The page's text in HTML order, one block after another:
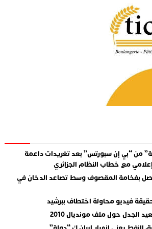
من “بي إن سبورتس” بعد تغريدات داعمة
مع خطاب النظام الجزائري
بفخامة المقصوف وسط تصاعد الدخان في
فيديو محاولة اختطاف ببرشيد
حول ملف مونديال 2010